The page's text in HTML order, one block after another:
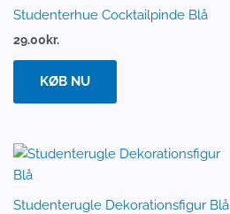
Studenterhue Cocktailpinde Blå
29.00kr.
KØB NU
Studenterugle Dekorationsfigur Blå